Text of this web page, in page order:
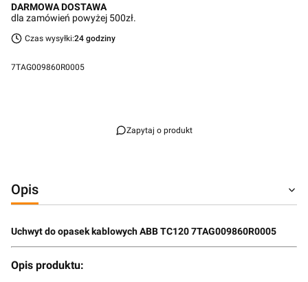
DARMOWA DOSTAWA
dla zamówień powyżej 500zł.
Czas wysyłki:24 godziny
7TAG009860R0005
Zapytaj o produkt
Opis
Uchwyt do opasek kablowych ABB TC120 7TAG009860R0005
Opis produktu: